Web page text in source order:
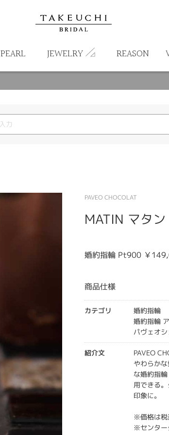
PEARL JEWELRY REASON
PAVEO CHOCOLAT
MATIN マタン
婚約指輪 Pt900 ￥
商品仕様
カテゴリ
婚約指輪
婚約指輪
パヴェオ
紹介文
PAVEO
やわらか
な婚約指
用できる
印象に。
※価格は税
※センター